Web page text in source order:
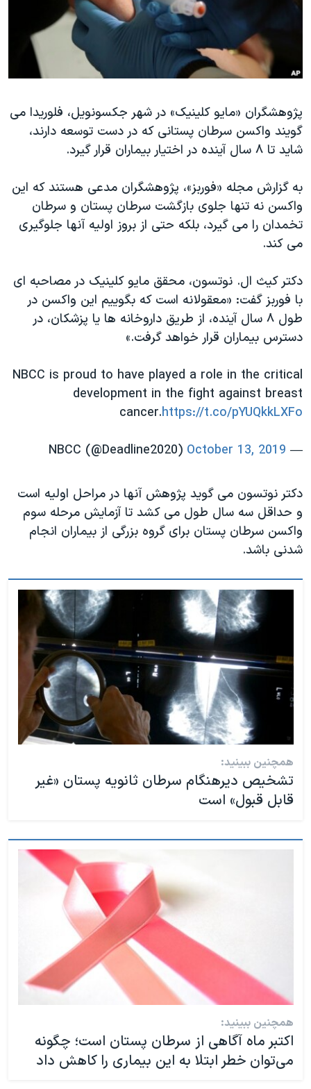
فرهنگ و زندگی
حقوق شهروندی
اقتصادی
اسرائیل در جنگ
گالری عکس
انتخابات ریاست جمهوری آمریکا ۲۰۲۴
حمله جمهوری اسلامی به اسرائیل
ورزش زنان در ایران
اعتراضات زن، زندگی، آزادی
تریبونال مردمی آبان ۹۸
دادگاه حمید نوری
چهل سال گروگان‌گیری
اعتراضات مردمی آبان ۹۸
اسرائیل در جنگ
نرگس محمدی برنده جایزه نوبل صلح
صفحه‌های ویژه
سفر پرزیدنت ترامپ به چین
زبانهای مختلف
پژوهشگران «مایو کلینیک» در شهر جکسونویل، فلوریدا می
گویند واکسن سرطان پستانی که در دست توسعه دارند،
شاید تا ۸ سال آینده در اختیار بیماران قرار گیرد.
به گزارش مجله «فوربز»، پژوهشگران مدعی هستند که این
واکسن نه تنها جلوی بازگشت سرطان پستان و سرطان
تخمدان را می گیرد، بلکه حتی از بروز اولیه آنها جلوگیری
می کند.
دکتر کیث ال. نوتسون، محقق مایو کلینیک در مصاحبه ای
با فوربز گفت: «معقولانه است که بگوییم این واکسن در
طول ۸ سال آینده، از طریق داروخانه ها یا پزشکان، در
دسترس بیماران قرار خواهد گرفت.»
NBCC is proud to have played a role in the critical
development in the fight against breast
cancer.https://t.co/pYUQkkLXFo
— NBCC (@Deadline2020)
October 13, 2019
دکتر نوتسون می گوید پژوهش آنها در مراحل اولیه است
و حداقل سه سال طول می کشد تا آزمایش مرحله سوم
واکسن سرطان پستان برای گروه بزرگی از بیماران انجام
شدنی باشد.
همچنین ببینید:
تشخیص دیرهنگام سرطان ثانویه پستان «غیر
قابل قبول» است
همچنین ببینید:
اکتبر ماه آگاهی از سرطان پستان است؛ چگونه
می‌توان خطر ابتلا به این بیماری را کاهش داد